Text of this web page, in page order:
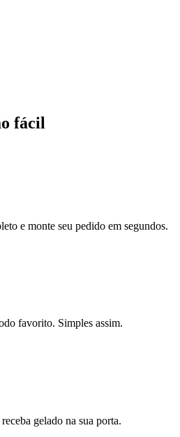
fácil
e monte seu pedido em segundos.
favorito. Simples assim.
gelado na sua porta.